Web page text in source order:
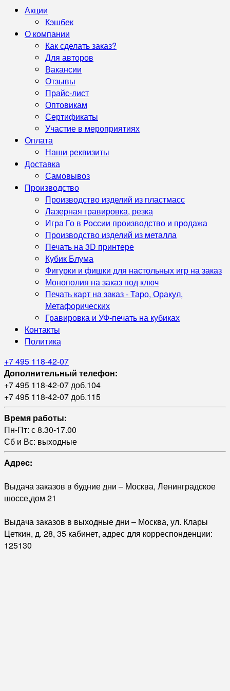
Акции
Кэшбек
О компании
Как сделать заказ?
Для авторов
Вакансии
Отзывы
Прайс-лист
Оптовикам
Сертификаты
Участие в мероприятиях
Оплата
Наши реквизиты
Доставка
Самовывоз
Производство
Производство изделий из пластмасс
Лазерная гравировка, резка
Игра Го в России производство и продажа
Производство изделий из металла
Печать на 3D принтере
Кубик Блума
Фигурки и фишки для настольных игр на заказ
Монополия на заказ под ключ
Печать карт на заказ - Таро, Оракул,
Метафорических
Гравировка и УФ‑печать на кубиках
Контакты
Политика
+7 495 118-42-07
Дополнительный телефон:
+7 495 118-42-07 доб.104
+7 495 118-42-07 доб.115
Время работы:
Пн-Пт: с 8.30-17.00
Сб и Вс: выходные
Адрес:
Выдача заказов в будние дни – Москва, Ленинградское
шоссе,дом 21
Выдача заказов в выходные дни – Москва, ул. Клары
Цеткин, д. 28, 35 кабинет, адрес для корреспонденции:
125130